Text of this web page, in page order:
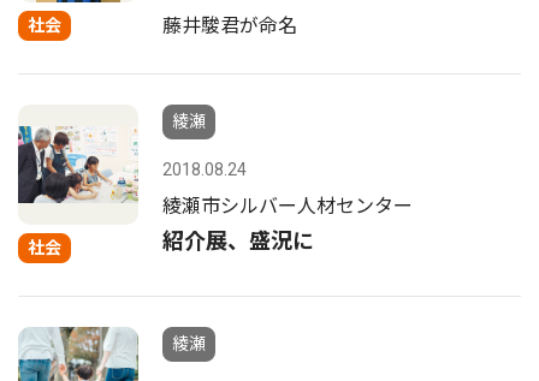
社会 藤井駿君が命名
社会
綾瀬
2018.08.24
綾瀬市シルバー人材センター
紹介展、盛況に
綾瀬